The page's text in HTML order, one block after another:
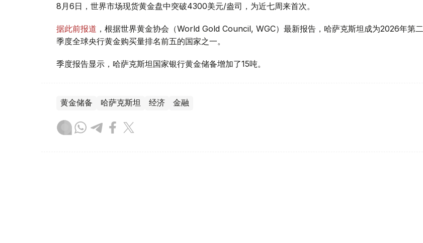
8月6日，世界市场现货黄金盘中突破4300美元/盎司，为近七周来首次。
据此前报道 ，根据世界黄金协会（World Gold Council, WGC）最新报告，哈萨克斯坦成为2026年第二
季度全球央行黄金购买量排名前五的国家之一。
季度报告显示，哈萨克斯坦国家银行黄金储备增加了15吨。
黄金储备 哈萨克斯坦 经济 金融